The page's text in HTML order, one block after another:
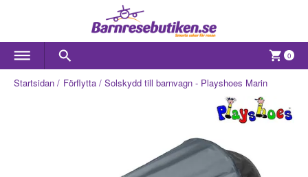
0
Startsidan Förflytta Solskydd till barnvagn - Playshoes Marin